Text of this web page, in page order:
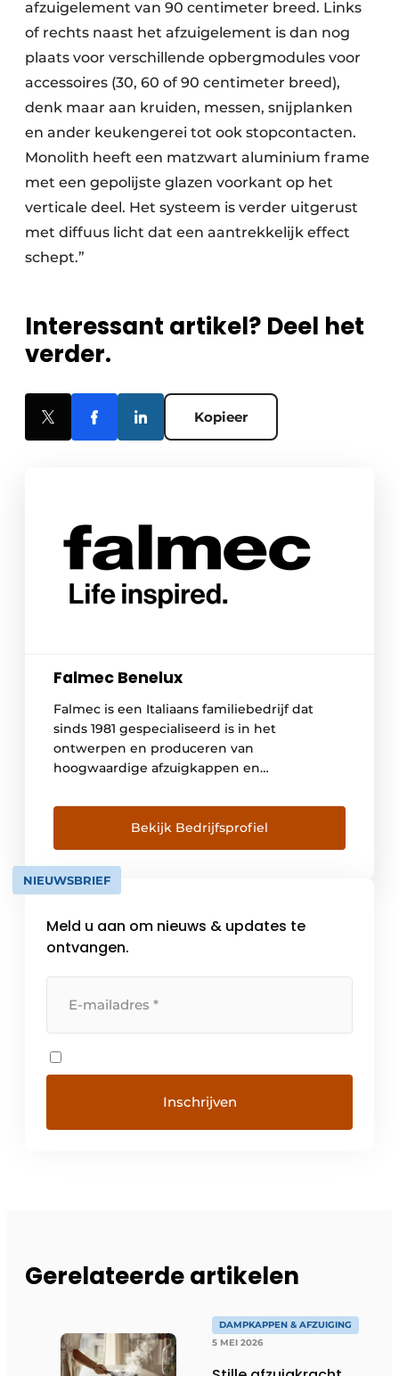
afzuigelement van 90 centimeter breed. Links
of rechts naast het afzuigelement is dan nog
plaats voor verschillende opbergmodules voor
accessoires (30, 60 of 90 centimeter breed),
denk maar aan kruiden, messen, snijplanken
en ander keukengerei tot ook stopcontacten.
Monolith heeft een matzwart aluminium frame
met een gepolijste glazen voorkant op het
verticale deel. Het systeem is verder uitgerust
met diffuus licht dat een aantrekkelijk effect
schept.”
Interessant artikel? Deel het
verder.
Kopieer
Falmec Benelux
Falmec is een Italiaans familiebedrijf dat
sinds 1981 gespecialiseerd is in het
ontwerpen en produceren van
hoogwaardige afzuigkappen en
de keuken. Vanuit het hoofdkantoor en de
productiefaciliteit in Vittorio Veneto, in het
noordoosten van Italië, combineert Falmec
vakmanschap met technologische innovatie
en esthetisch design. Alle producten
Bekijk Bedrijfsprofiel
NIEUWSBRIEF
Meld u aan om nieuws & updates te
ontvangen.
Gerelateerde artikelen
DAMPKAPPEN & AFZUIGING
5 MEI 2026